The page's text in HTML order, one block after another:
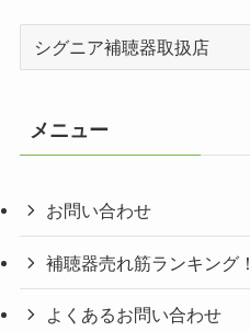
メニュー
お問い合わせ
補聴器売れ筋ランキング！
よくあるお問い合わせ